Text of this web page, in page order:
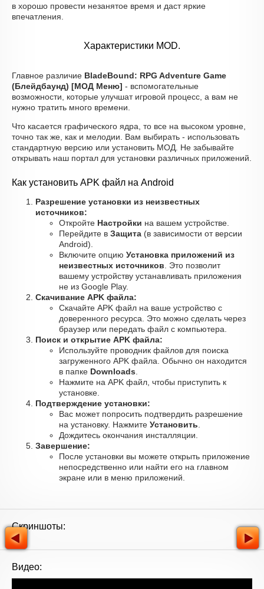
в хорошо провести незанятое время и даст яркие
впечатления.
Характеристики MOD.
Главное различие BladeBound: RPG Adventure Game
(Блейдбаунд) [МОД Меню] - вспомогательные
возможности, которые улучшат игровой процесс, а вам не
нужно тратить много времени.
Что касается графического ядра, то все на высоком уровне,
точно так же, как и мелодии. Вам выбирать - использовать
стандартную версию или установить МОД. Не забывайте
открывать наш портал для установки различных приложений.
Как установить APK файл на Android
Разрешение установки из неизвестных
источников:
Откройте Настройки на вашем устройстве.
Перейдите в Защита (в зависимости от версии
Android).
Включите опцию Установка приложений из
неизвестных источников . Это позволит
вашему устройству устанавливать приложения
не из Google Play.
Скачивание APK файла:
Скачайте APK файл на ваше устройство с
доверенного ресурса. Это можно сделать через
браузер или передать файл с компьютера.
Поиск и открытие APK файла:
Используйте проводник файлов для поиска
загруженного APK файла. Обычно он находится
в папке Downloads
Нажмите на APK файл, чтобы приступить к
установке.
Подтверждение установки:
Вас может попросить подтвердить разрешение
на установку. Нажмите Установить
Дождитесь окончания инсталляции.
Завершение:
После установки вы можете открыть приложение
непосредственно или найти его на главном
экране или в меню приложений.
Скриншоты:
Видео: